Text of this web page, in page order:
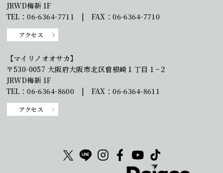
JRWD梅新 1F
TEL：06-6364-7711 | FAX：06-6364-7710
アクセス
【マイリノオオサカ】
〒530-0057 大阪府大阪市北区曾根崎１丁目１−２
JRWD梅新 1F
TEL：06-6364-8600 | FAX：06-6364-8611
アクセス